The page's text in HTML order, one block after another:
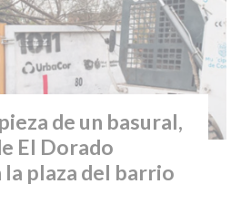
de un basural,
El Dorado
plaza del barrio